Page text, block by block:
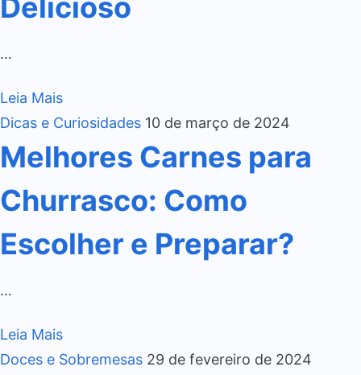
Delicioso
…
Leia Mais
Dicas e Curiosidades 10 de março de 2024
Melhores Carnes para
Churrasco: Como
Escolher e Preparar?
…
Leia Mais
Doces e Sobremesas 29 de fevereiro de 2024